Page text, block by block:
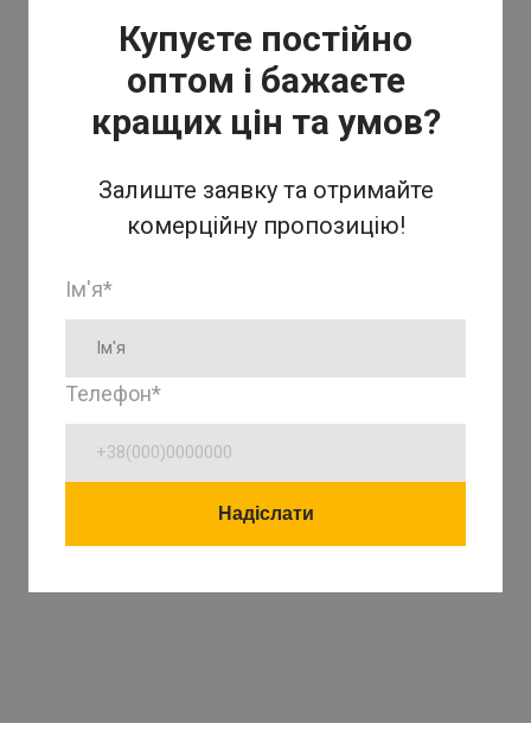
Купуєте постійно
оптом і бажаєте
кращих цін та умов?
Залиште заявку та отримайте
комерційну пропозицію!
Ім'я*
Телефон*
Надіслати